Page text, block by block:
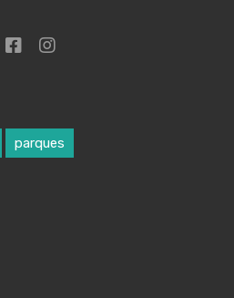
parques